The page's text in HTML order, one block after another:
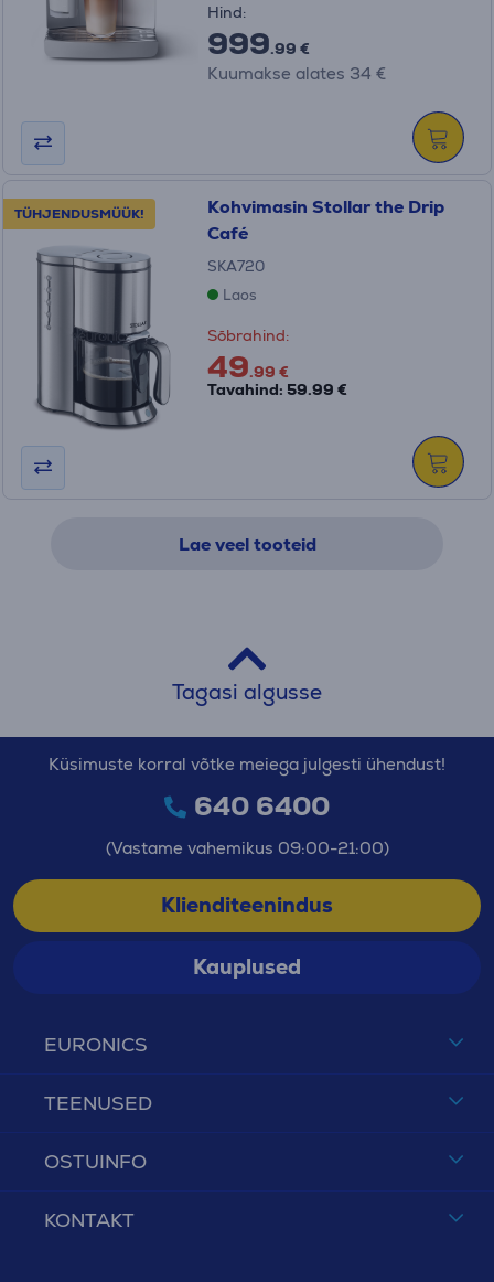
Hind:
999.99 €
Kuumakse alates 34 €
TÜHJENDUSMÜÜK!
Kohvimasin Stollar the Drip
Café
SKA720
Laos
Sõbrahind:
49.99 €
Tavahind: 59.99 €
Lae veel tooteid
Tagasi algusse
EURONICS
TEENUSED
OSTUINFO
KONTAKT
Küsimuste korral võtke meiega julgesti ühendust!
640 6400
(Vastame vahemikus 09:00-21:00)
Klienditeenindus
Kauplused